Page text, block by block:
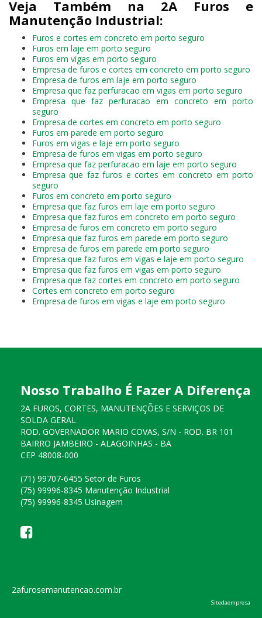
Veja Também na 2A Furos e
Manutenção Industrial:
Furos e cortes em concreto em porto seguro
Furos em laje em porto seguro
Furos em vigas em porto seguro
Empresa de furos e cortes em concreto em porto seguro
Empresa de furos em laje em porto seguro
Empresa que faz perfuracao em vigas em porto seguro
Empresa que faz perfuracao em concreto em porto
seguro
Empresa de cortes em concreto em porto seguro
Furos em parede em porto seguro
Furos em vigas e laje em porto seguro
Empresa de furos em vigas em porto seguro
Empresa que faz perfuracao em laje em porto seguro
Empresa que faz furos e cortes em concreto em porto
seguro
Furos em concreto em porto seguro
Empresa que faz furos em laje em porto seguro
Empresa que faz furos em concreto em porto seguro
Empresa de furos em concreto em porto seguro
Empresa que faz furos em parede em porto seguro
Empresa de furos em parede em porto seguro
Empresa que faz furos em vigas e laje em porto seguro
Empresa que faz furos em vigas em porto seguro
Empresa que faz cortes em concreto em porto seguro
Cortes em concreto em porto seguro
Empresa de furos em vigas e laje em porto seguro
Nosso Trabalho É Fazer A Diferença
2A FUROS, CORTES, MANUTENÇÕES E SERVIÇOS DE
SOLDA GERAL
ROD. GOVERNADOR MARIO COVAS, S/N - ROD. BR 101
BAIRRO JAMBEIRO - ALAGOINHAS - BA
CEP 48008-000
(71) 99707-6455 Setor de Furos
(75) 99996-8345 Manutenção Industrial
(75) 99996-8345 Usinagem
2afurosemanutencao.com.br
Sitedaempresa